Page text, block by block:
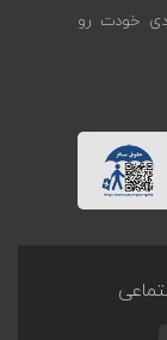
خودت رو